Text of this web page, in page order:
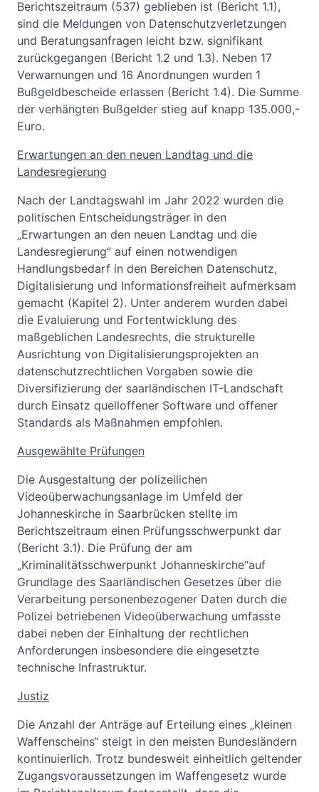
Berichtszeitraum (537) geblieben ist (Bericht 1.1),
sind die Meldungen von Datenschutzverletzungen
und Beratungsanfragen leicht bzw. signifikant
zurückgegangen (Bericht 1.2 und 1.3). Neben 17
Verwarnungen und 16 Anordnungen wurden 1
Bußgeldbescheide erlassen (Bericht 1.4). Die Summe
der verhängten Bußgelder stieg auf knapp 135.000,-
Euro.
Erwartungen an den neuen Landtag und die
Landesregierung
Nach der Landtagswahl im Jahr 2022 wurden die
politischen Entscheidungsträger in den
„Erwartungen an den neuen Landtag und die
Landesregierung“ auf einen notwendigen
Handlungsbedarf in den Bereichen Datenschutz,
Digitalisierung und Informationsfreiheit aufmerksam
gemacht (Kapitel 2). Unter anderem wurden dabei
die Evaluierung und Fortentwicklung des
maßgeblichen Landesrechts, die strukturelle
Ausrichtung von Digitalisierungsprojekten an
datenschutzrechtlichen Vorgaben sowie die
Diversifizierung der saarländischen IT-Landschaft
durch Einsatz quelloffener Software und offener
Standards als Maßnahmen empfohlen.
Ausgewählte Prüfungen
Die Ausgestaltung der polizeilichen
Videoüberwachungsanlage im Umfeld der
Johanneskirche in Saarbrücken stellte im
Berichtszeitraum einen Prüfungsschwerpunkt dar
(Bericht 3.1). Die Prüfung der am
„Kriminalitätsschwerpunkt Johanneskirche“auf
Grundlage des Saarländischen Gesetzes über die
Verarbeitung personenbezogener Daten durch die
Polizei betriebenen Videoüberwachung umfasste
dabei neben der Einhaltung der rechtlichen
Anforderungen insbesondere die eingesetzte
technische Infrastruktur.
Justiz
Die Anzahl der Anträge auf Erteilung eines „kleinen
Waffenscheins“ steigt in den meisten Bundesländern
kontinuierlich. Trotz bundesweit einheitlich geltender
Zugangsvoraussetzungen im Waffengesetz wurde